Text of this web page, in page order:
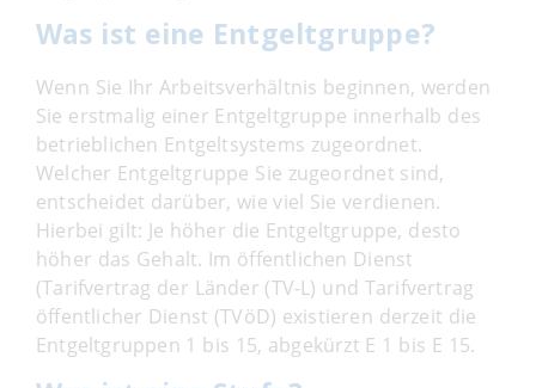
Was ist eine Entgeltgruppe?
Wenn Sie Ihr Arbeitsverhältnis beginnen, werden
Sie erstmalig einer Entgeltgruppe innerhalb des
betrieblichen Entgeltsystems zugeordnet.
Welcher Entgeltgruppe Sie zugeordnet sind,
entscheidet darüber, wie viel Sie verdienen.
Hierbei gilt: Je höher die Entgeltgruppe, desto
höher das Gehalt. Im öffentlichen Dienst
(Tarifvertrag der Länder (TV-L) und Tarifvertrag
öffentlicher Dienst (TVöD) existieren derzeit die
Entgeltgruppen 1 bis 15, abgekürzt E 1 bis E 15.